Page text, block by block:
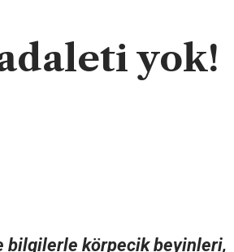
yok!
bilgilerle körpecik beyinleri,